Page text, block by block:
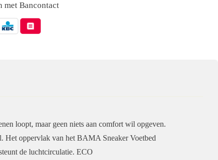
met Bancontact
loopt, maar geen niets aan comfort wil opgeven.
Het oppervlak van het BAMA Sneaker Voetbed
de luchtcirculatie. ECO